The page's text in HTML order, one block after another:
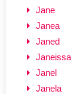
Jane
Janea
Janed
Janeissa
Janel
Janela